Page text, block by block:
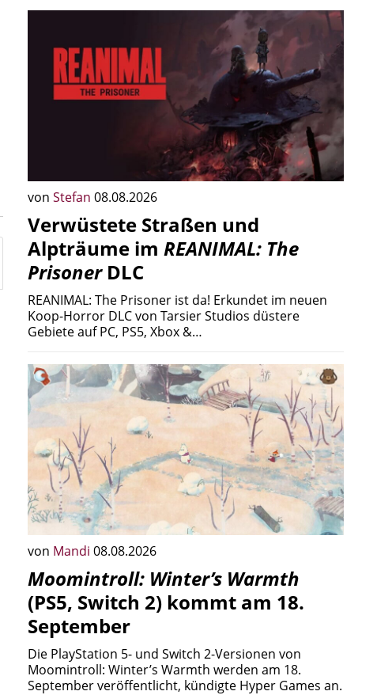
von Stefan 08.08.2026
Verwüstete Straßen und
Alpträume im REANIMAL: The
PrisonerDLC
REANIMAL: The Prisoner ist da! Erkundet im neuen
Koop-Horror DLC von Tarsier Studios düstere
Gebiete auf PC, PS5, Xbox &…
von Mandi 08.08.2026
Moomintroll: Winter’s Warmth
(PS5, Switch 2) kommt am 18.
September
Die PlayStation 5- und Switch 2-Versionen von
Moomintroll: Winter’s Warmth werden am 18.
September veröffentlicht, kündigte Hyper Games an.